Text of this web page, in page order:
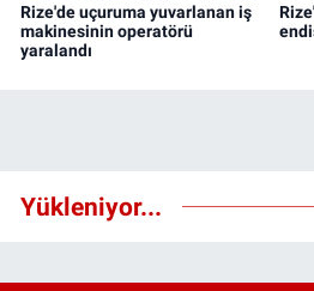
Rize'de uçuruma yuvarlanan iş
makinesinin operatörü
yaralandı
Yükleniyor...